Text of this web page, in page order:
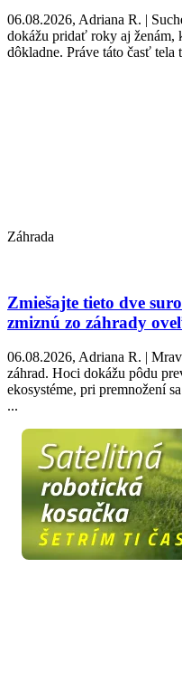
06.08.2026, Adriana R. |
dokážu pridať roky aj ženám,
dôkladne. Práve táto časť tela
Záhrada
Zmiešajte tieto dve
zmiznú zo záhrady
06.08.2026, Adriana R. |
záhrad. Hoci dokážu pôdu
ekosystéme, pri premnožení
...